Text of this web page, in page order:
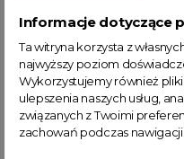
Sukienki eleganckie Marynarki
Marynarki Plus Size
Sukienki
Wiosenne Uroczystości
Sukienki marynarkowe
Informacje dotyczące
Ta witryna korzysta z
najwyższy poziom
Wykorzystujemy również
ulepszenia naszych usług,
związanych z Twoimi
zachowań podczas nawigacji.